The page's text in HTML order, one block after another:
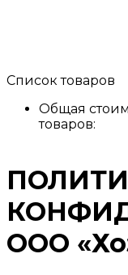
Список товаров
Общая
товаров:
ООО